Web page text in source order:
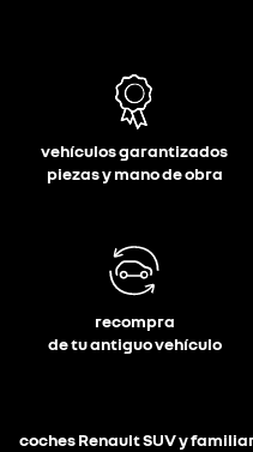
vehículos garantizados
piezas y mano de obra
recompra
de tu antiguo vehículo
coches Renault SUV y